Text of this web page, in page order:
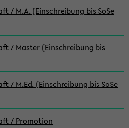
/ M.A. (Einschreibung bis SoSe
/ Master (Einschreibung bis
/ M.Ed. (Einschreibung bis SoSe
/ Promotion